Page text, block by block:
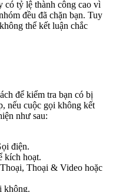
có tỷ lệ thành công cao vì
đều đã chặn bạn. Tuy
thể kết luận chắc
để kiểm tra bạn có bị
nếu cuộc gọi không kết
như sau:
điện.
kích hoạt.
Thoại & Video hoặc
không.